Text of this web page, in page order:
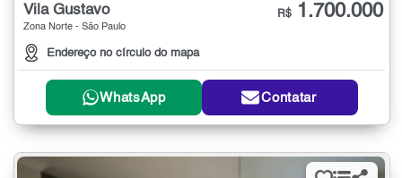
Vila Gustavo
Zona Norte - São Paulo
Endereço no círculo do mapa
R$ 1.700.000
WhatsApp Contatar